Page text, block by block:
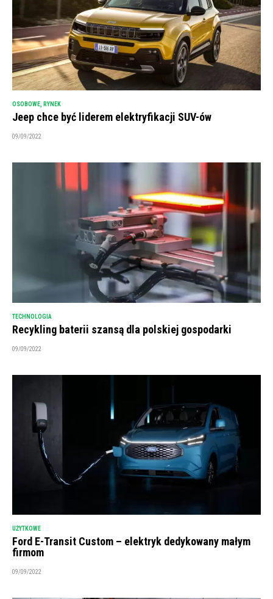
OSOBOWE, RYNEK
Jeep chce być liderem elektryfikacji SUV-ów
09/09/2022
TECHNOLOGIA
Recykling baterii szansą dla polskiej gospodarki
09/09/2022
UŻYTKOWE
Ford E-Transit Custom – elektryk dedykowany małym
firmom
09/09/2022